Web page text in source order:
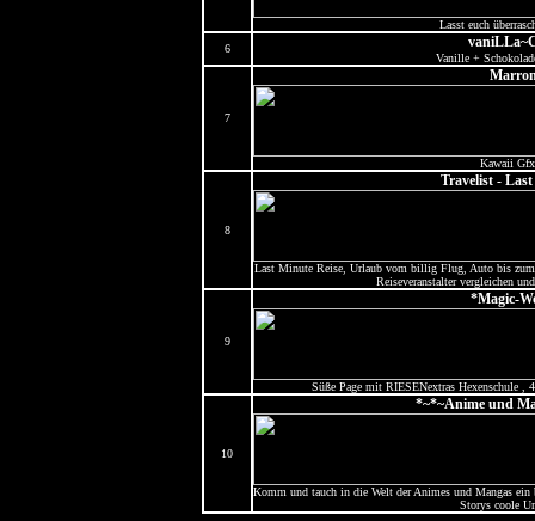
Lasst euch
6
Vanille +
7
Kawaii
8
Travelist -
Last Minute Reise, Urlaub vom billig Flug, Auto bis
Reiseveranstalter vergleichen
9
*Magic-
Süße Page mit RIESENextras Hexenschule ,
10
*~*~Anime und
Komm und tauch in die Welt der Animes und Mangas
Storys coole